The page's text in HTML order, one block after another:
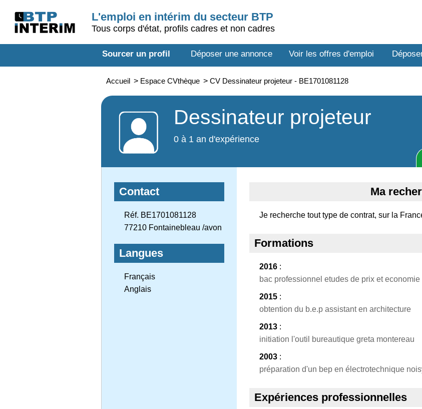
L'emploi en intérim du secteur BTP
Tous corps d'état, profils cadres et non cadres
Sourcer un profil Déposer une annonce Voir les offres d'emploi
Accueil > Espace CVthèque > CV Dessinateur projeteur - BE1701081128
Dessinateur projeteur
0 à 1 an d'expérience
Contact
Réf. BE1701081128
77210 Fontainebleau /avon
Langues
Français
Anglais
Ma
Je recherche tout type de contrat, sur la
Formations
2016 :
bac professionnel etudes de prix et
2015 :
obtention du b.e.p assistant en architecture
2013 :
initiation l'outil bureautique greta montereau
2003 :
préparation d'un bep en électrotechnique
Expériences professionnelles